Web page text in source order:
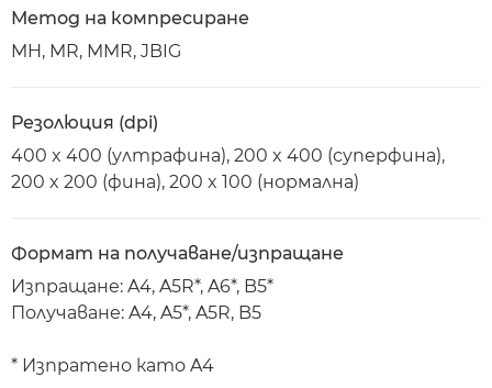
Метод на компресиране
MH, MR, MMR, JBIG
Резолюция (dpi)
400 x 400 (ултрафина), 200 x 400 (суперфина),
200 x 200 (фина), 200 x 100 (нормална)
Формат на получаване/изпращане
Изпращане: A4, A5R*, A6*, B5*
Получаване: A4, A5*, A5R, B5
* Изпратено като A4